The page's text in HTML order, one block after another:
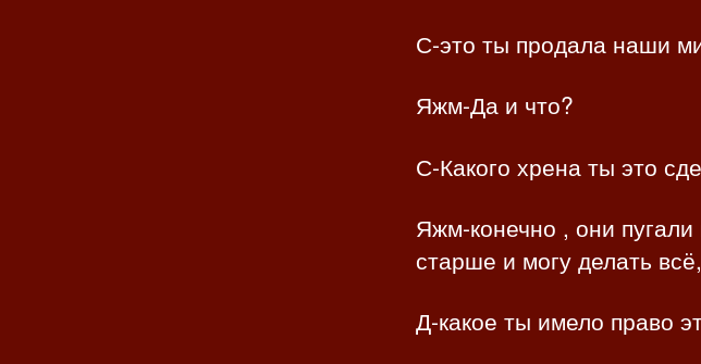
С-это ты продала наши
Яжм-Да и что?
С-Какого хрена ты это
Яжм-конечно , они
старше и могу делать
Д-какое ты имело право